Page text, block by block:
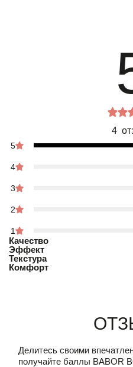
4
5
4
3
2
1
Качество
Эффект
Текстура
Комфорт
Делитесь своими
получайте баллы BABOR